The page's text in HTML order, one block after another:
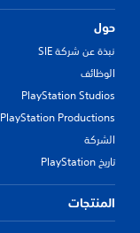
حول
نبذة عن شركة SIE
الوظائف
PlayStation Studios
PlayStation Productions
الشركة
تاريخ PlayStation
المنتجات